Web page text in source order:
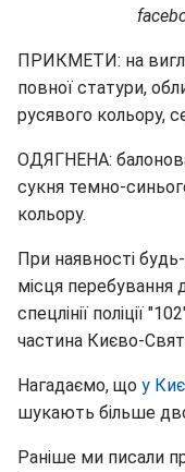
ПРИКМЕТИ: на
повної статури,
русявого кольору,
ОДЯГНЕНА:
сукня темно-
кольору.
При наявності
місця перебування
спецлінії поліції
частина Києво-
Нагадаємо, що у
шукають більше
Раніше ми писали